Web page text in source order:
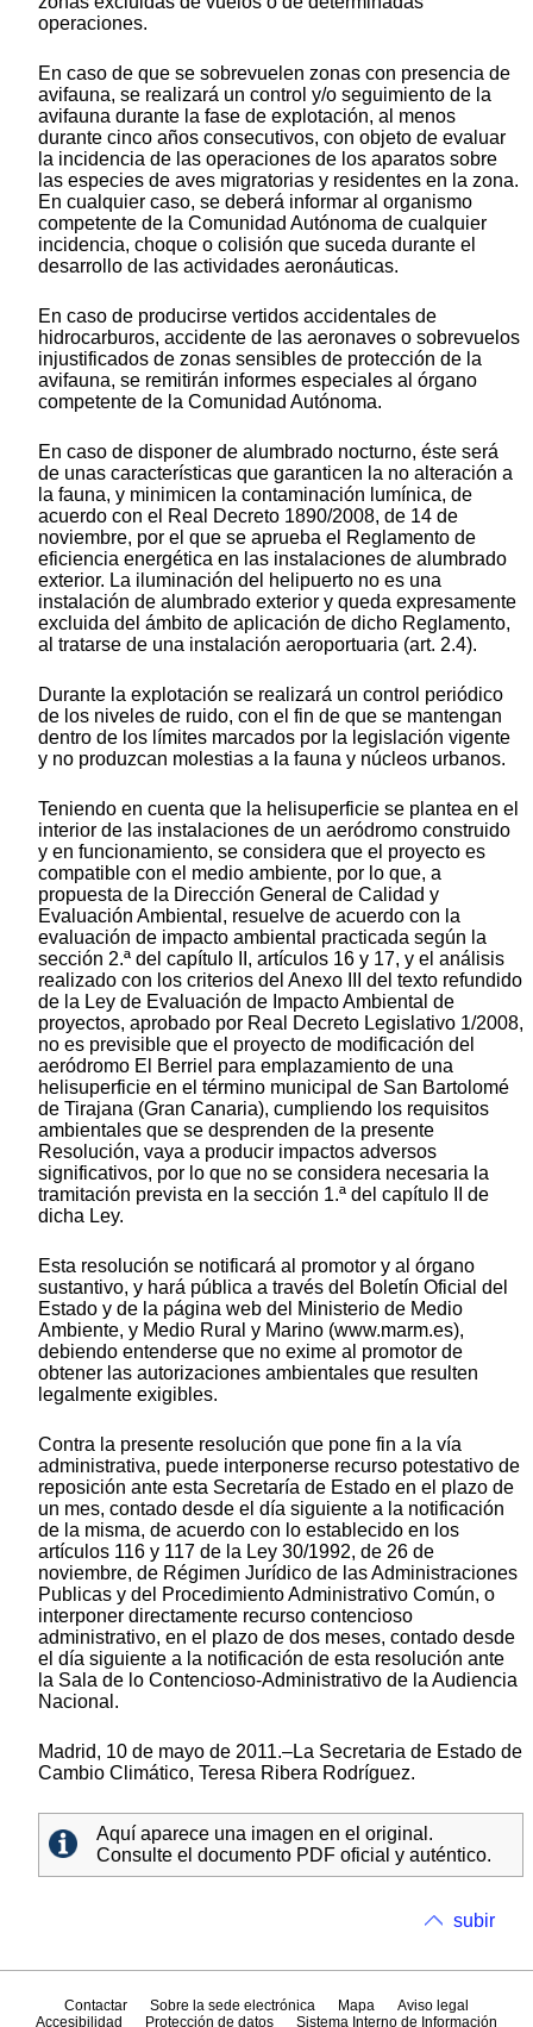
operaciones.
En caso de que se sobrevuelen zonas con presencia de
avifauna, se realizará un control y/o seguimiento de la
avifauna durante la fase de explotación, al menos
durante cinco años consecutivos, con objeto de evaluar
la incidencia de las operaciones de los aparatos sobre
las especies de aves migratorias y residentes en la zona.
En cualquier caso, se deberá informar al organismo
competente de la Comunidad Autónoma de cualquier
incidencia, choque o colisión que suceda durante el
desarrollo de las actividades aeronáuticas.
En caso de producirse vertidos accidentales de
hidrocarburos, accidente de las aeronaves o sobrevuelos
injustificados de zonas sensibles de protección de la
avifauna, se remitirán informes especiales al órgano
competente de la Comunidad Autónoma.
En caso de disponer de alumbrado nocturno, éste será
de unas características que garanticen la no alteración a
la fauna, y minimicen la contaminación lumínica, de
acuerdo con el Real Decreto 1890/2008, de 14 de
noviembre, por el que se aprueba el Reglamento de
eficiencia energética en las instalaciones de alumbrado
exterior. La iluminación del helipuerto no es una
instalación de alumbrado exterior y queda expresamente
excluida del ámbito de aplicación de dicho Reglamento,
al tratarse de una instalación aeroportuaria (art. 2.4).
Durante la explotación se realizará un control periódico
de los niveles de ruido, con el fin de que se mantengan
dentro de los límites marcados por la legislación vigente
y no produzcan molestias a la fauna y núcleos urbanos.
Teniendo en cuenta que la helisuperficie se plantea en el
interior de las instalaciones de un aeródromo construido
y en funcionamiento, se considera que el proyecto es
compatible con el medio ambiente, por lo que, a
propuesta de la Dirección General de Calidad y
Evaluación Ambiental, resuelve de acuerdo con la
evaluación de impacto ambiental practicada según la
sección 2.ª del capítulo II, artículos 16 y 17, y el análisis
realizado con los criterios del Anexo III del texto refundido
de la Ley de Evaluación de Impacto Ambiental de
proyectos, aprobado por Real Decreto Legislativo 1/2008,
no es previsible que el proyecto de modificación del
aeródromo El Berriel para emplazamiento de una
helisuperficie en el término municipal de San Bartolomé
de Tirajana (Gran Canaria), cumpliendo los requisitos
ambientales que se desprenden de la presente
Resolución, vaya a producir impactos adversos
significativos, por lo que no se considera necesaria la
tramitación prevista en la sección 1.ª del capítulo II de
dicha Ley.
Esta resolución se notificará al promotor y al órgano
sustantivo, y hará pública a través del Boletín Oficial del
Estado y de la página web del Ministerio de Medio
Ambiente, y Medio Rural y Marino (www.marm.es),
debiendo entenderse que no exime al promotor de
obtener las autorizaciones ambientales que resulten
legalmente exigibles.
Contra la presente resolución que pone fin a la vía
administrativa, puede interponerse recurso potestativo de
reposición ante esta Secretaría de Estado en el plazo de
un mes, contado desde el día siguiente a la notificación
de la misma, de acuerdo con lo establecido en los
artículos 116 y 117 de la Ley 30/1992, de 26 de
noviembre, de Régimen Jurídico de las Administraciones
Publicas y del Procedimiento Administrativo Común, o
interponer directamente recurso contencioso
administrativo, en el plazo de dos meses, contado desde
el día siguiente a la notificación de esta resolución ante
la Sala de lo Contencioso-Administrativo de la Audiencia
Nacional.
Madrid, 10 de mayo de 2011.–La Secretaria de Estado de
Cambio Climático, Teresa Ribera Rodríguez.
Aquí aparece una imagen en el original.
Consulte el documento PDF oficial y auténtico.
subir
Contactar Sobre la sede electrónica Mapa
Aviso legal
Accesibilidad
Protección de datos Sistema Interno de Información